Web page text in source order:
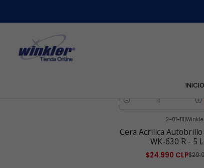
INICIO
Cera Acrilica
Cantidad
2-01-111|
Cera Acrilica Autobrillo
WK-630 R - 5
$24.990 CLP